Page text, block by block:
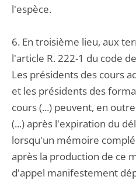
l'espèce.
6. En troisième lieu, aux
l'article R. 222-1 du code
Les présidents des cours
et les présidents des
cours (...) peuvent, en
(...) après l'expiration du
lorsqu'un mémoire
après la production de ce
d'appel manifestement